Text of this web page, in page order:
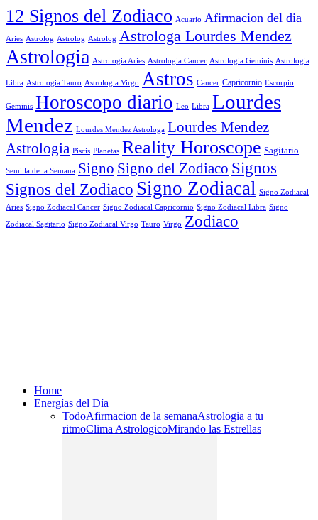
12 Signos del Zodiaco Acuario Afirmacion del dia
Aries Astrolog Astrolog Astrolog Astrologa Lourdes Mendez
Astrologia Astrologia Aries Astrologia Cancer Astrologia Geminis Astrologia
Libra Astrologia Tauro Astrologia Virgo Astros Cancer Capricornio Escorpio
Geminis Horoscopo diario Leo Libra Lourdes
Mendez Lourdes Mendez Astrologa Lourdes Mendez
Astrologia Piscis Planetas Reality Horoscope Sagitario
Semilla de la Semana Signo Signo del Zodiaco Signos
Signos del Zodiaco Signo Zodiacal Signo Zodiacal
Aries Signo Zodiacal Cancer Signo Zodiacal Capricornio Signo Zodiacal Libra Signo
Zodiacal Sagitario Signo Zodiacal Virgo Tauro Virgo Zodiaco
Home
Energías del Día
TodoAfirmacion de la semanaAstrologia a tu
ritmoClima AstrologicoMirando las Estrellas